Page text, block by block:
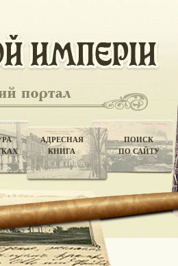
АДРЕСНАЯ
КНИГА
ПОИСК
ПО САЙТУ